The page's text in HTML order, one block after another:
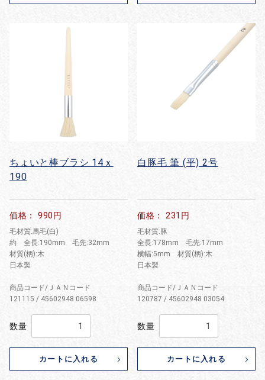
ちょいと棒ブラシ 14ｘ
190
価格： 990円
毛材質:馬毛(白)
約 全長:190mm 毛先:32mm
材質(柄):木
日本製
商品コード/ＪＡＮコード
121115 / 45602948 06598
数量
カートに入れる
白豚毛 筆 (平) 2号
価格： 231円
毛材質:豚
全長:178mm 毛先:17mm
横幅:5mm 材質(柄):木
日本製
商品コード/ＪＡＮコード
120787 / 45602948 03054
数量
カートに入れる